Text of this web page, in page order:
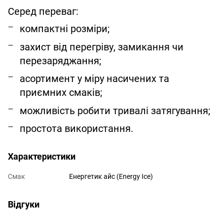
Серед переваг:
компактні розміри;
захист від перегріву, замикання чи
перезаряджання;
асортимент у міру насичених та
приємних смаків;
можливість робити тривалі затягування;
простота використання.
Характеристики
Смак Енергетик айс (Energy Ice)
Відгуки